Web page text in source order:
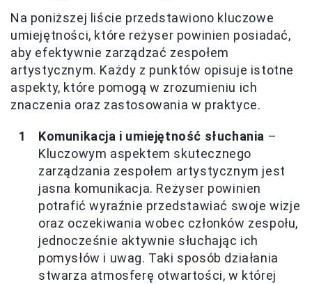
Na poniższej liście przedstawiono kluczowe
umiejętności, które reżyser powinien posiadać,
aby efektywnie zarządzać zespołem
artystycznym. Każdy z punktów opisuje istotne
aspekty, które pomogą w zrozumieniu ich
znaczenia oraz zastosowania w praktyce.
Komunikacja i umiejętność słuchania –
Kluczowym aspektem skutecznego
zarządzania zespołem artystycznym jest
jasna komunikacja. Reżyser powinien
potrafić wyraźnie przedstawiać swoje wizje
oraz oczekiwania wobec członków zespołu,
jednocześnie aktywnie słuchając ich
pomysłów i uwag. Taki sposób działania
stwarza atmosferę otwartości, w której